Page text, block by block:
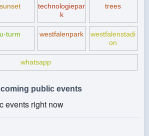
sunset
technologiepar
k
trees
u-turm westfalenpark
westfalenstadi
on
whatsapp
public events
events right now